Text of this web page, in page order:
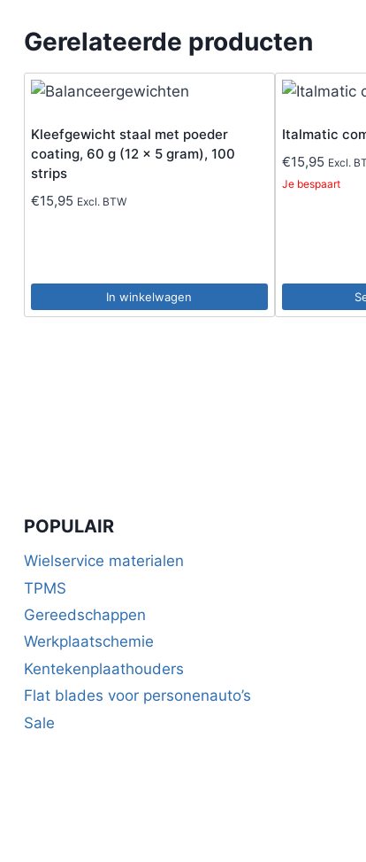
Gerelateerde producten
Kleefgewicht staal met poeder
coating, 60 g (12 x 5 gram), 100
strips
€15,95 Excl. BTW
In winkelwagen
Italmatic
€15,95 Excl.
Je bespaart
Dit
POPULAIR
Wielservice materialen
TPMS
Gereedschappen
Werkplaatschemie
Kentekenplaathouders
Flat blades voor personenauto’s
Sale